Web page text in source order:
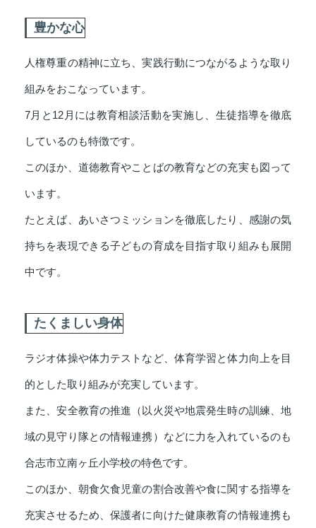
豊かな心
人権尊重の精神に立ち、実践行動につながるような取り
組みをおこなっています。
7月と12月には教育相談活動を実施し、生徒指導を徹底
しているのも特徴です。
このほか、道徳教育やことばの教育などの充実も図って
います。
たとえば、あいさつミッションを徹底したり、感謝の気
持ちを表現できる子どもの育成を目指す取り組みも展開
中です。
たくましい身体
ラジオ体操や体力テストなど、体育学習と体力向上を目
的とした取り組みが充実しています。
また、安全教育の推進（以火災や地震発生時の訓練、地
域の見守り隊との情報連携）などに力を入れているのも
合志市立南ヶ丘小学校の特色です。
このほか、朝食欠食児童の割合改善や食に関する指導を
充実させるため、保護者に向けた健康教育の情報連携も